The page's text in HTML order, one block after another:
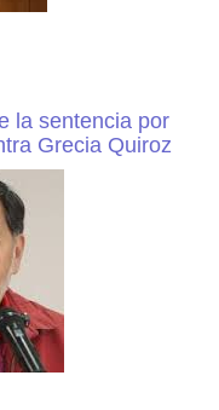
la sentencia por
Grecia Quiroz